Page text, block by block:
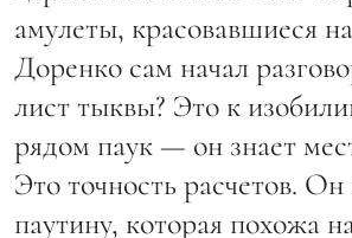
амулеты, красовавшиеся
Доренко сам начал
лист тыквы? Это к
рядом паук — он знает
Это точность расчетов. Он
паутину, которая похожа